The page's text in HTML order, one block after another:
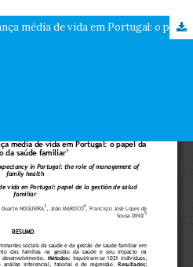
Desenvolvimento e esperança média de vida em Portugal: o papel da gestão da saúde familiar